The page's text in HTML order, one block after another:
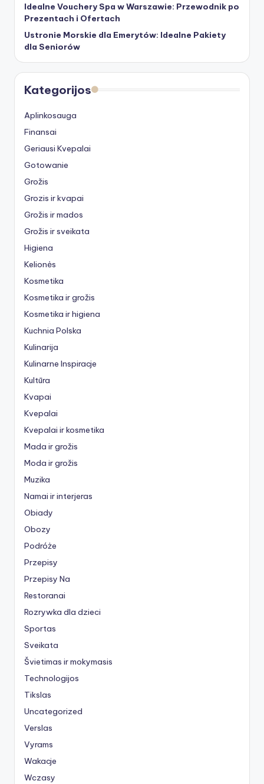
Idealne Vouchery Spa w Warszawie: Przewodnik po
Prezentach i Ofertach
Ustronie Morskie dla Emerytów: Idealne Pakiety
dla Seniorów
Kategorijos
Aplinkosauga
Finansai
Geriausi Kvepalai
Gotowanie
Grožis
Grozis ir kvapai
Grožis ir mados
Grožis ir sveikata
Higiena
Kelionės
Kosmetika
Kosmetika ir grožis
Kosmetika ir higiena
Kuchnia Polska
Kulinarija
Kulinarne Inspiracje
Kultūra
Kvapai
Kvepalai
Kvepalai ir kosmetika
Mada ir grožis
Moda ir grožis
Muzika
Namai ir interjeras
Obiady
Obozy
Podróże
Przepisy
Przepisy Na
Restoranai
Rozrywka dla dzieci
Sportas
Sveikata
Švietimas ir mokymasis
Technologijos
Tikslas
Uncategorized
Verslas
Vyrams
Wakacje
Wczasy